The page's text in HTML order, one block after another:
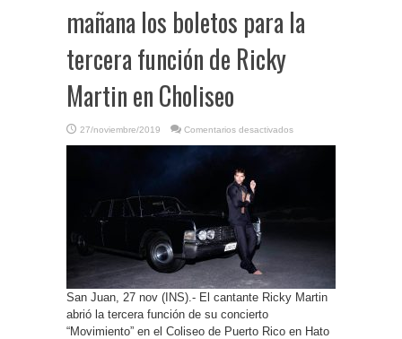
mañana los boletos para la
tercera función de Ricky
Martin en Choliseo
27/noviembre/2019 Comentarios desactivados
Rico-
Ricky
en
San Juan, 27 nov (INS).- El cantante Ricky Martin
abrió la tercera función de su concierto
“Movimiento” en el Coliseo de Puerto Rico en Hato